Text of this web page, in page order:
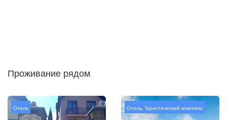
Проживание рядом
Отель Отель, Туристический комплекс